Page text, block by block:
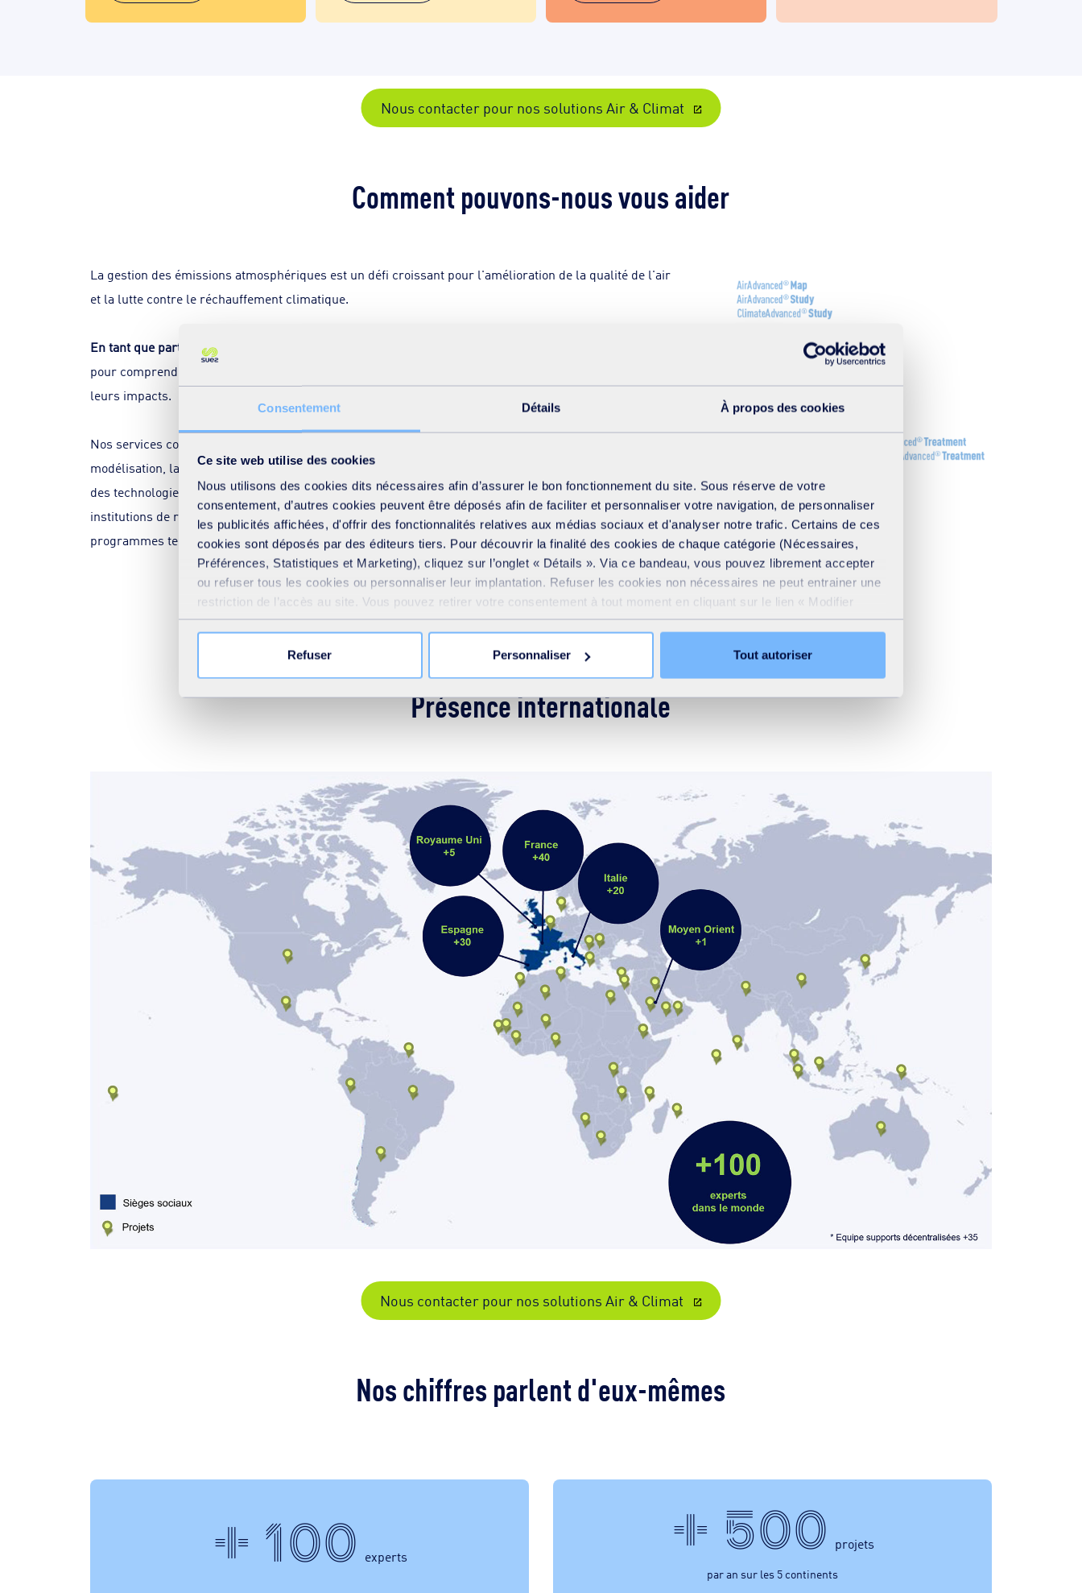
Consentement Détails À propos des cookies
Ce site web utilise des cookies
Nous utilisons des cookies dits nécessaires afin d’assurer le bon fonctionnement du site. Sous réserve de votre
consentement, d’autres cookies peuvent être déposés afin de faciliter et personnaliser votre navigation, de personnaliser
les publicités affichées, d'offrir des fonctionnalités relatives aux médias sociaux et d'analyser notre trafic. Certains de ces
cookies sont déposés par des éditeurs tiers. Pour découvrir la finalité des cookies de chaque catégorie (Nécessaires,
Préférences, Statistiques et Marketing), cliquez sur l’onglet « Détails ». Via ce bandeau, vous pouvez librement accepter
ou refuser tous les cookies ou personnaliser leur implantation. Refuser les cookies non nécessaires ne peut entrainer une
restriction de l’accès au site. Vous pouvez retirer votre consentement à tout moment en cliquant sur le lien « Modifier
votre consentement » présent sur toutes les pages du site. En savoir plus dans notreDéclaration cookies.
Refuser Personnaliser Tout autoriser
Nous contacter pour nos solutions Air & Climat
Comment pouvons-nous vous aider
La gestion des émissions atmosphériques est un défi croissant pour l'amélioration de la qualité de l'air
et la lutte contre le réchauffement climatique.
En tant que partenaire de confiance sur l'ensemble de la chaîne de valeur
pour comprendre et surveiller les émissions atmosphériques et prendre des mesures pour minimiser
leurs impacts.
Nos services comprennent des audits, des études, des mesures, la surveillance en temps réel, la
modélisation, la prévision et la mise en œuvre de solutions de traitement. Nous proposons également
des technologies innovantes développées grâce à nos centres de R&D et à nos collaborations avec des
institutions de recherche européennes de premier plan, telles que le CEA, et dans le cadre de
programmes tels que les projets H2020 et Horizon.
Nous contacter pour nos solutions Air & Climat
Présence internationale
Nous contacter pour nos solutions Air & Climat
Nos chiffres parlent d'eux-mêmes
+ 100 experts
+ 500 projets
par an sur les 5 continents